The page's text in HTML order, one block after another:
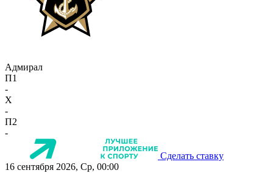
Адмирал
П1
-
X
-
П2
-
Сделать ставку
16 сентября 2026, Ср, 00:00